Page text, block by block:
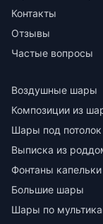
Контакты
Отзывы
Частые вопросы
Воздушные шары
Композиции из
Шары под потолок
Выписка из
Фонтаны капельки
Большие шары
Шары по